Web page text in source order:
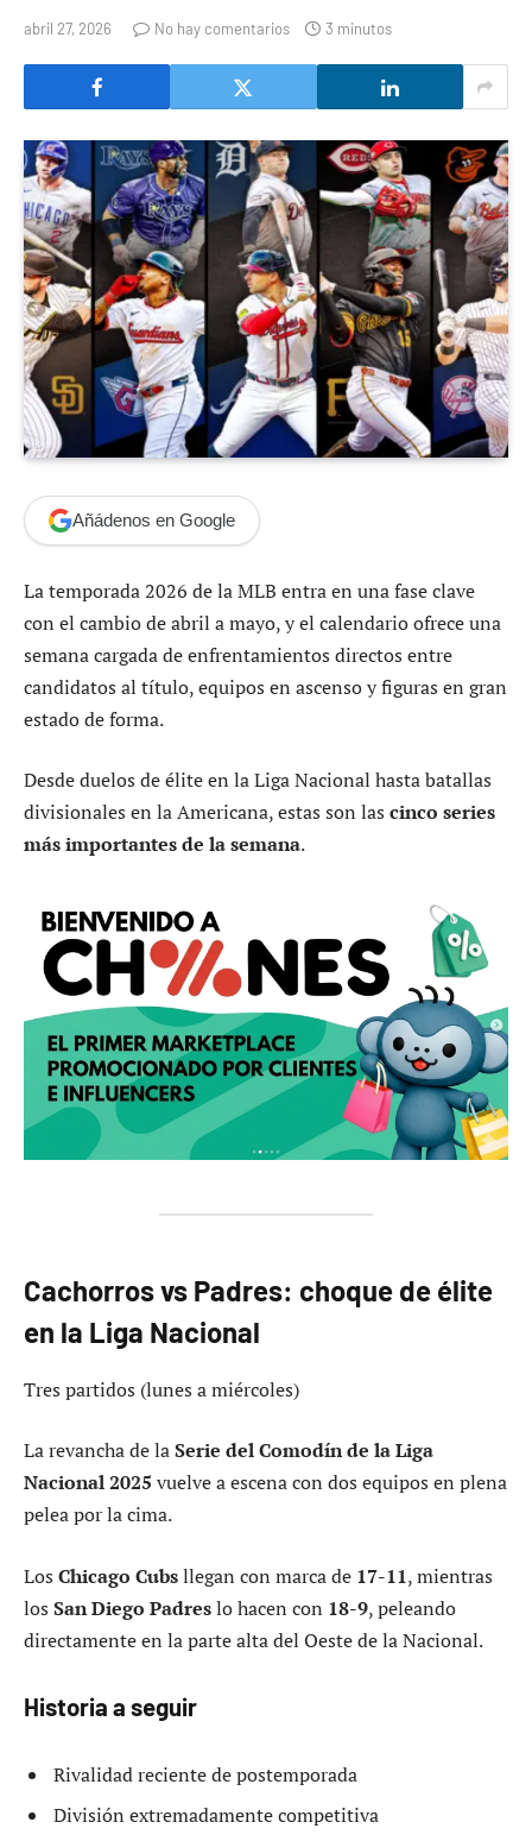
abril 27, 2026 No hay comentarios 3 minutos
Añádenos en Google
La temporada 2026 de la MLB entra en una fase clave
con el cambio de abril a mayo, y el calendario ofrece una
semana cargada de enfrentamientos directos entre
candidatos al título, equipos en ascenso y figuras en gran
estado de forma.
Desde duelos de élite en la Liga Nacional hasta batallas
divisionales en la Americana, estas son las cinco series
más importantes de la semana.
Cachorros vs Padres: choque de élite
en la Liga Nacional
Tres partidos (lunes a miércoles)
La revancha de laSerie del Comodín de la Liga
Nacional 2025 vuelve a escena con dos equipos en plena
pelea por la cima.
Los Chicago Cubsllegan con marca de 17-11, mientras
los San Diego Padreslo hacen con 18-9, peleando
directamente en la parte alta del Oeste de la Nacional.
Historia a seguir
Rivalidad reciente de postemporada
División extremadamente competitiva